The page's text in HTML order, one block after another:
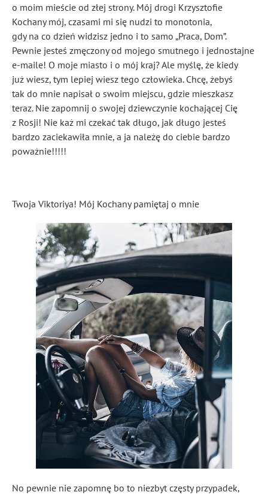
o moim mieście od złej strony. Mój drogi Krzysztofie
Kochany mój, czasami mi się nudzi to monotonia,
gdy na co dzień widzisz jedno i to samo „Praca, Dom”.
Pewnie jesteś zmęczony od mojego smutnego i jednostajne
e-maile! O moje miasto i o mój kraj? Ale myślę, że kiedy
już wiesz, tym lepiej wiesz tego człowieka. Chcę, żebyś
tak do mnie napisał o swoim miejscu, gdzie mieszkasz
teraz. Nie zapomnij o swojej dziewczynie kochającej Cię
z Rosji! Nie każ mi czekać tak długo, jak długo jesteś
bardzo zaciekawiła mnie, a ja należę do ciebie bardzo
poważnie!!!!!
Twoja Viktoriya! Mój Kochany pamiętaj o mnie
No pewnie nie zapomnę bo to niezbyt częsty przypadek,